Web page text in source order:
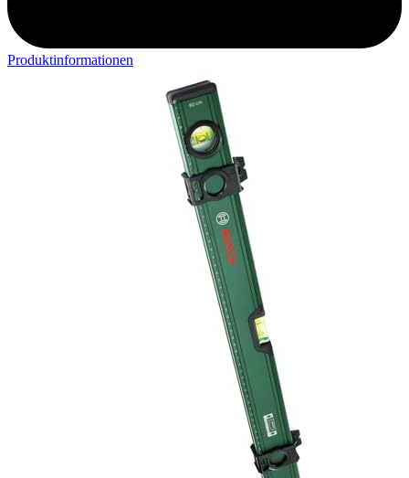
Produktinformationen